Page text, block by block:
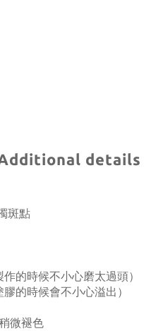
details
斑點
的時候不小心磨太過頭）
的時候會不小心溢出）
微褪色